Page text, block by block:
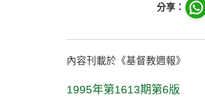
分享：
內容刊載於《基督教週報》
1995年第1613期第6版